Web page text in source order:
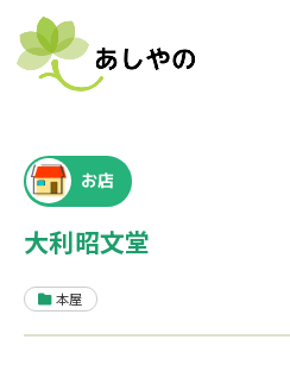
お店
大利昭文堂
本屋